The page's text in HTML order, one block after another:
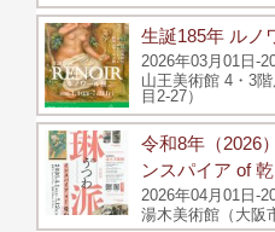
生誕185年 ルノ
2026年03月01日-
山王美術館 4・3
目2-27）
令和8年（2026
ンスパイア of 乾
2026年04月01日-
湯木美術館（大阪